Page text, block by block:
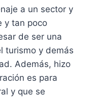
a un sector y
y tan poco
de ser una
turismo y demás
Además, hizo
es para
y que se